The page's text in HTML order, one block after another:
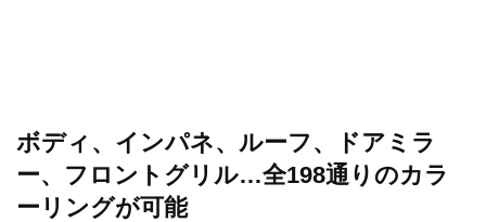
ボディ、インパネ、ルーフ、ドアミラ
ー、フロントグリル…全198通りのカラ
ーリングが可能